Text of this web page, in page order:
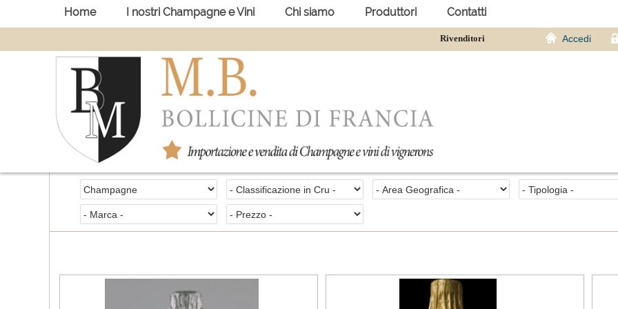
Rivenditori Accedi
Home I nostri Champagne e Vini Chi siamo Produttori Contatti